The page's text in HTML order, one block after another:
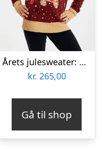
Årets julesweater: Cute Cookie Woman – Børn. Ugly Christmas Sweater lavet i Danmark
kr. 265,00
Gå til shop